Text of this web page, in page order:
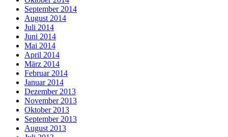
September 2014
August 2014
Juli 2014
Juni 2014
Mai 2014
April 2014
März 2014
Februar 2014
Januar 2014
Dezember 2013
November 2013
Oktober 2013
September 2013
August 2013